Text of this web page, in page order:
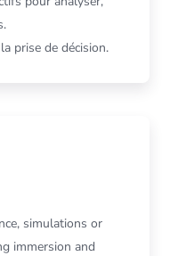
prise de décision.
simulations or
immersion and